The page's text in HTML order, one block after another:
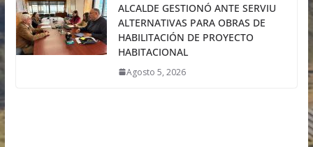
ALCALDE GESTIONÓ ANTE SERVIU
ALTERNATIVAS PARA OBRAS DE
HABILITACIÓN DE PROYECTO
HABITACIONAL
Agosto 5, 2026